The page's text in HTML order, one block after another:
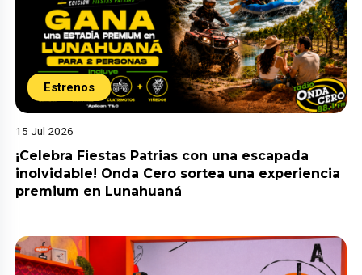
Estrenos
15 Jul 2026
¡Celebra Fiestas Patrias con una escapada
inolvidable! Onda Cero sortea una experiencia
premium en Lunahuaná